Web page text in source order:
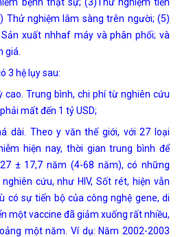
Thử nghiệm lâm sàng trên người; (5)
xuất nhhaf máy và phân phối; và
giá.
3 hệ lụy sau:
cao. Trung bình, chi phí từ nghiên cứu
mất đến 1 tỷ USD;
dài. Theo y văn thế giới, với 27 loại
hiện nay, thời gian trung bình để
± 17,7 năm (4-68 năm), có những
cứu, như HIV, Sốt rét, hiện vẫn
có sự tiến bộ của công nghệ gene, di
một vaccine đã giảm xuống rất nhiều,
một năm. Ví dụ: Năm 2002-2003